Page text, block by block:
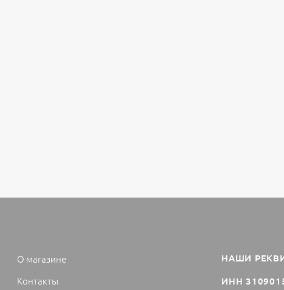
О магазине
Контакты
НАШИ
ИНН